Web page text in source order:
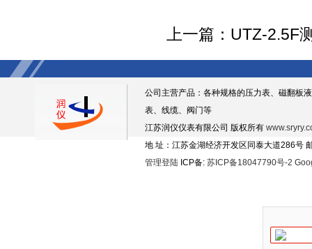
上一篇： UTZ-2.5F
公司主营产品：各种规格的压力表、磁翻板
表、线缆、阀门等
江苏润仪仪表有限公司 版权所有
地 址：江苏金湖经济开发区同泰大道286号
管理登陆 ICP备: 苏ICP备18047790号-2